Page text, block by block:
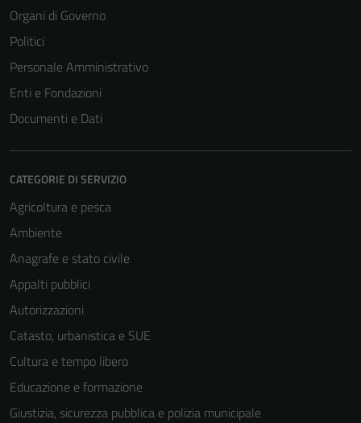
Organi di Governo
Politici
Personale Amministrativo
Enti e Fondazioni
Documenti e Dati
CATEGORIE DI SERVIZIO
Agricoltura e pesca
Ambiente
Anagrafe e stato civile
Appalti pubblici
Autorizzazioni
Catasto, urbanistica e SUE
Cultura e tempo libero
Educazione e formazione
Giustizia, sicurezza pubblica e polizia municipale